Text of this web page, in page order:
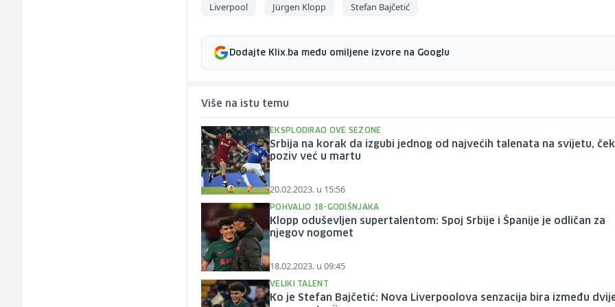
Liverpool Jürgen Klopp Stefan Bajčetić
Dodajte Klix.ba među omiljene izvore na Googlu
Više na istu temu
EKSPLODIRAO OVE SEZONE
Srbija na korak da izgubi jednog od najvećih talenata na svijetu,
poziv već u martu
20.02.2023. u 15:56
POHVALIO 18-GODIŠNJAKA
Klopp oduševljen supertalentom: Spoj Srbije i Španije je odličan za
njegov nogomet
18.02.2023. u 09:45
VELIKI TALENT
Ko je Stefan Bajčetić: Nova Liverpoolova senzacija bira između